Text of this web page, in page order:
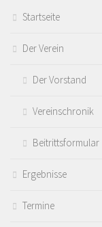
Startseite
Der Verein
Der Vorstand
Vereinschronik
Beitrittsformular
Ergebnisse
Termine